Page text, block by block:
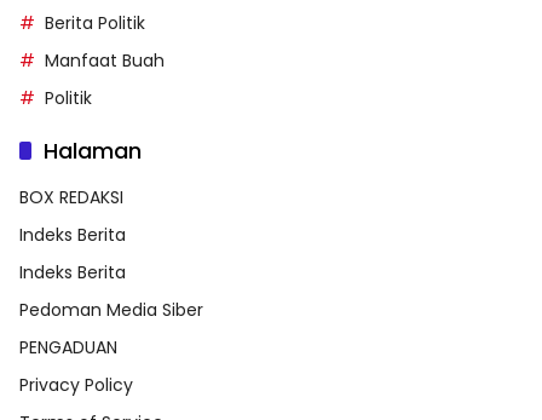
Berita Politik
Manfaat Buah
Politik
Halaman
BOX REDAKSI
Indeks Berita
Indeks Berita
Pedoman Media Siber
PENGADUAN
Privacy Policy